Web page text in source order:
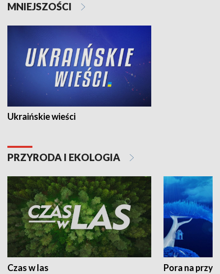
MNIEJSZOŚCI
Ukraińskie wieści
PRZYRODA I EKOLOGIA
Czas w las Pora na